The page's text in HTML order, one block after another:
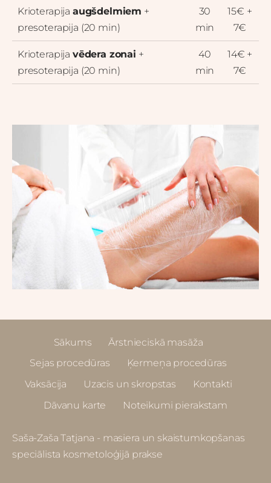
Krioterapija augšdelmiem +
presoterapija (20 min)
30
min
15€ +
7€
Krioterapija vēdera zonai +
presoterapija (20 min)
40
min
14€ +
7€
Sākums
Ārstnieciskā masāža
Sejas procedūras
Ķermeņa procedūras
Vaksācija
Uzacis un skropstas
Kontakti
Dāvanu karte
Noteikumi pierakstam
Saša-Zaša Tatjana - masiera un skaistumkopšanas
speciālista kosmetoloģijā prakse